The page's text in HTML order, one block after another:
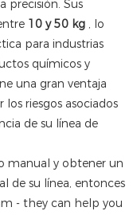
precisión. Sus
10 y 50 kg , lo
para industrias
químicos y
una gran ventaja
riesgos asociados
de su línea de
manual y obtener un
de su línea, entonces
- they can help you